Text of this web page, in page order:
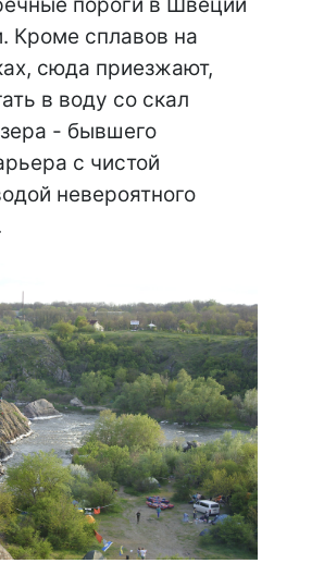
пороги в Швеции
Кроме сплавов на
сюда приезжают,
в воду со скал
- бывшего
с чистой
невероятного